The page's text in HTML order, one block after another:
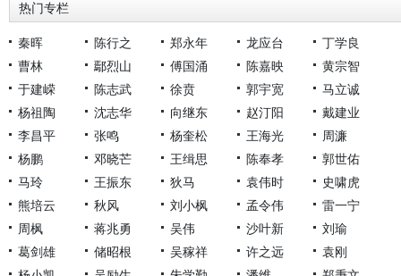
热门专栏
秦晖 陈行之 郑永年 龙应台
丁学良
曹林
鄢烈山 傅国涌 陈嘉映
黄宗智
于建嵘
陈志武 徐贲 郭宇宽
马立诚
杨祖陶
沈志华 向继东 赵汀阳
戴建业
李昌平
张鸣 杨奎松 王海光
周濂
杨鹏
邓晓芒 王缉思 陈奉孝
郭世佑
马玲
王振东 狄马 袁伟时
史啸虎
熊培云
秋风 刘小枫 孟令伟
雷一宁
周枫
蒋兆勇 吴伟 沙叶新
刘瑜
葛剑雄
储昭根 吴稼祥 许之远
袁刚